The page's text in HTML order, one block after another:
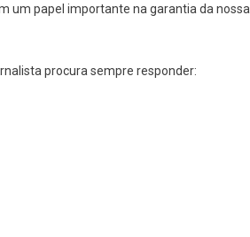
um papel importante na garantia da nossa
procura sempre responder: